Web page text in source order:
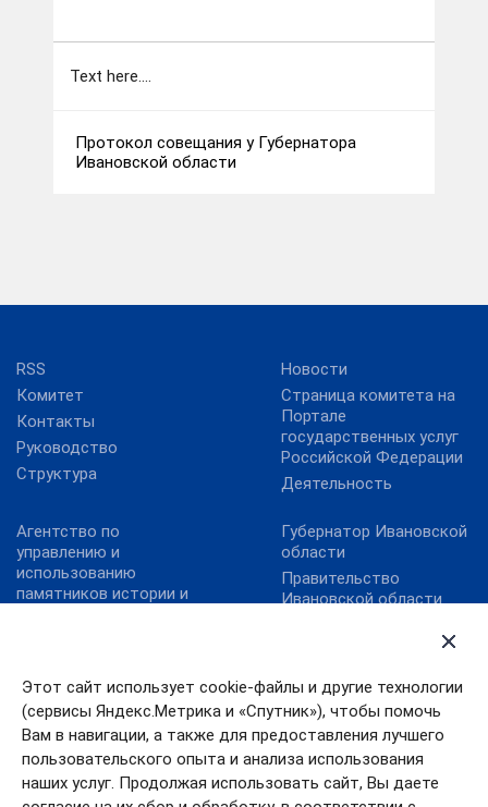
Этот сайт использует cookie-файлы и другие технологии
(сервисы Яндекс.Метрика и «Спутник»), чтобы помочь
Вам в навигации, а также для предоставления лучшего
пользовательского опыта и анализа использования
наших услуг. Продолжая использовать сайт, Вы даете
Text here....
Протокол совещания у Губернатора
Ивановской области
RSS
Комитет
Контакты
Руководство
Структура
Новости
Страница комитета на
Портале
государственных услуг
Российской Федерации
Деятельность
Агентство по
управлению и
использованию
памятников истории и
РФ
Правовой портал в
сфере культуры
Хранители наследия
Губернатор Ивановской
области
Правительство
Ивановской области